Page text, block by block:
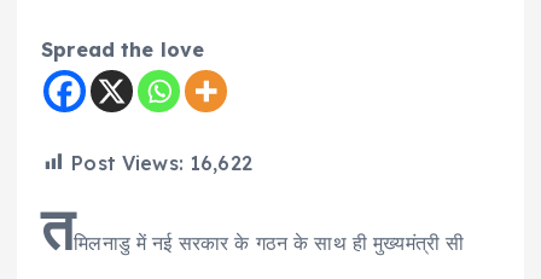
Spread the love
Post Views: 16,622
तमिलनाडु में नई सरकार के गठन के साथ ही मुख्यमंत्री सी